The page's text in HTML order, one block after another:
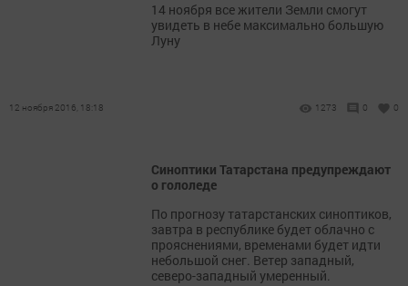
14 ноября все жители Земли смогут
увидеть в небе максимально большую
Луну
12 ноября 2016, 18:18 1273 0 0
Синоптики Татарстана предупреждают
о гололеде
По прогнозу татарстанских синоптиков,
завтра в республике будет облачно с
прояснениями, временами будет идти
небольшой снег. Ветер западный,
северо-западный умеренный.